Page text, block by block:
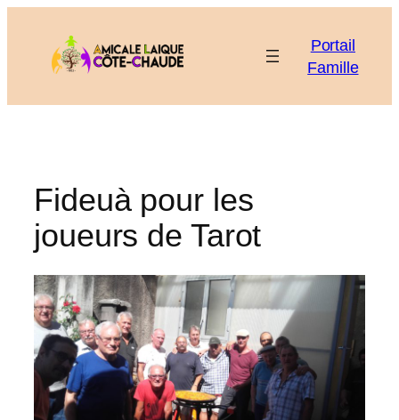
contenu
Portail
Famille
Fideuà pour les
joueurs de Tarot